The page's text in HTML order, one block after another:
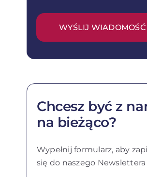
WYŚLIJ WIADOMOŚĆ
Chcesz być z
na bieżąco?
Wypełnij formularz, aby
się do naszego Newslettera